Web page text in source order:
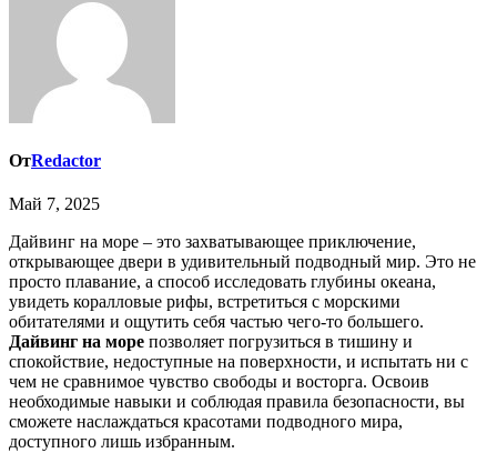
ОтRedactor
Май 7, 2025
Дайвинг на море – это захватывающее приключение,
открывающее двери в удивительный подводный мир. Это не
просто плавание, а способ исследовать глубины океана,
увидеть коралловые рифы, встретиться с морскими
обитателями и ощутить себя частью чего-то большего.
Дайвинг на море позволяет погрузиться в тишину и
спокойствие, недоступные на поверхности, и испытать ни с
чем не сравнимое чувство свободы и восторга. Освоив
необходимые навыки и соблюдая правила безопасности, вы
сможете наслаждаться красотами подводного мира,
доступного лишь избранным.